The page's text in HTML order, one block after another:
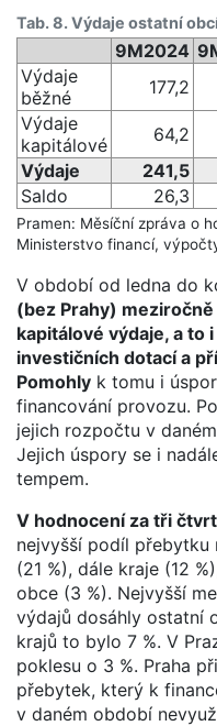
Tab. 8. Výdaje ostatní
9M2024
Výdaje
běžné
177,2
Výdaje
kapitálové
64,2
Výdaje
241,5
Saldo
26,3
Pramen: Měsíční zpráva o
Ministerstvo financí,
V období od ledna do
(bez Prahy)
kapitálové výdaje, a to
investičních dotací a
Pomohly k tomu i
financování provozu.
jejich rozpočtu v
Jejich úspory se i
tempem.
V hodnocení za tři
nejvyšší podíl přebytku
(21 %), dále kraje (12
obce (3 %). Nejvyšší
výdajů dosáhly ostatní
krajů to bylo 7 %. V
poklesu o 3 %. Praha
přebytek, který k
v daném období